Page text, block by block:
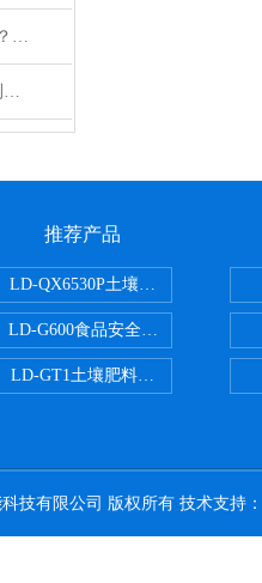
细菌检测仪能检测到真菌吗？怎么操作
【LD-ATP】餐具洁净度检测仪【莱恩德/LD】【*】
推荐产品
LD-QX6530P土壤氧化还原电位检
LD-G600食品安全检测仪
LD-GT1土壤肥料养分检测仪
技有限公司 版权所有 技术支持：